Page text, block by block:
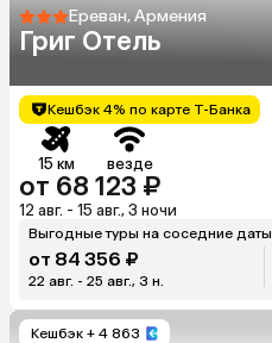
Ереван, Армения
Григ Отель
Кешбэк 4% по карте Т-Банка
15 км везде
от 68 123 ₽
12 авг. - 15 авг., 3 ночи
Выгодные туры на соседние даты
от 84 356 ₽
22 авг. - 25 авг., 3 н.
Кешбэк + 4 863